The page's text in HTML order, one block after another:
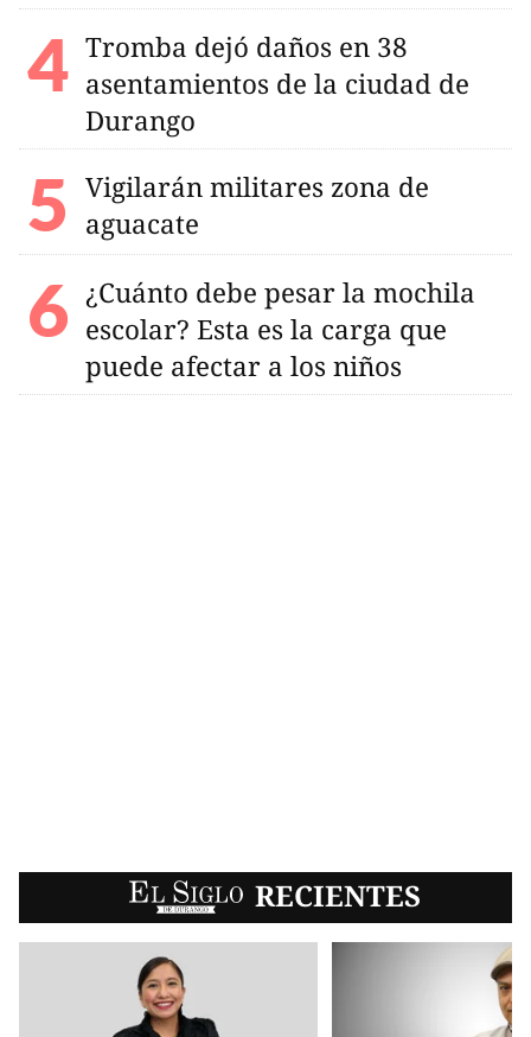
Tromba dejó daños en 38
asentamientos de la ciudad de
Durango
Vigilarán militares zona de
aguacate
¿Cuánto debe pesar la mochila
escolar? Esta es la carga que
puede afectar a los niños
EL SIGLO RECIENTES